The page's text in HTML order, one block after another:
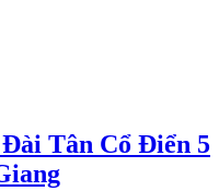
Tân Cổ Điển 5